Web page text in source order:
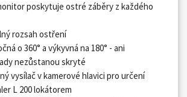
poskytuje ostré záběry z každého
rozsah ostření
o 360° a výkyvná na 180° - ani
nezůstanou skryté
vysílač v kamerové hlavici pro určení
L 200 lokátorem